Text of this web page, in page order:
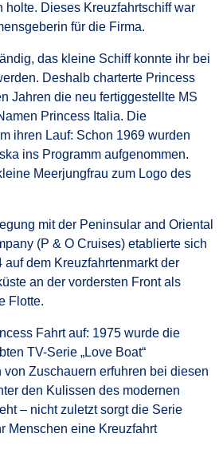
holte. Dieses Kreuzfahrtschiff war
für die Firma.
das kleine Schiff konnte ihr bei
Deshalb charterte Princess
Jahren die neu fertiggestellte MS
Princess Italia. Die
ihren Lauf: Schon 1969 wurden
ins Programm aufgenommen.
Meerjungfrau zum Logo des
mit der Peninsular and Oriental
(P & O Cruises) etablierte sich
dem Kreuzfahrtenmarkt der
an der vordersten Front als
Flotte.
Fahrt auf: 1975 wurde die
TV-Serie „Love Boat“
Zuschauern erfuhren bei diesen
den Kulissen des modernen
– nicht zuletzt sorgt die Serie
Menschen eine Kreuzfahrt